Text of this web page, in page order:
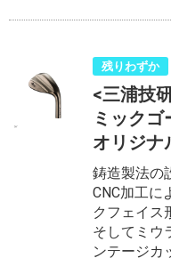
残りわずか
<三浦技
ミックゴ
オリジナ
鋳造製法の
CNC加工に
クフェイス
そしてミウ
ンテージカ